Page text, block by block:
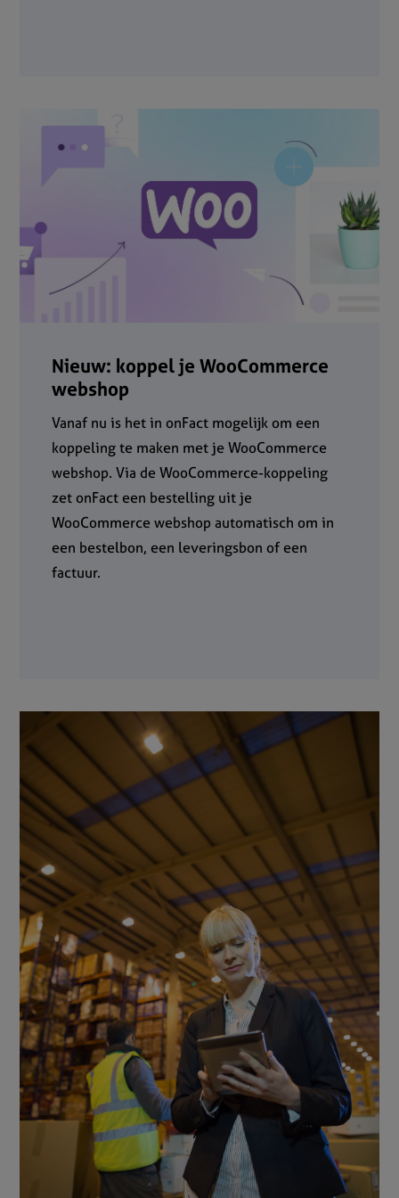
Nieuw: koppel je WooCommerce
webshop
Vanaf nu is het in onFact mogelijk om een
koppeling te maken met je WooCommerce
webshop. Via de WooCommerce-koppeling
zet onFact een bestelling uit je
WooCommerce webshop automatisch om in
een bestelbon, een leveringsbon of een
factuur.